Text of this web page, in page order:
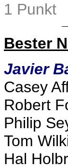
1 Punkt
Bester
Javier
Casey
Robert
Philip
Tom
Hal